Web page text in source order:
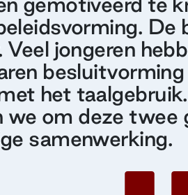
jongeren
het
we om deze twee
samenwerking.